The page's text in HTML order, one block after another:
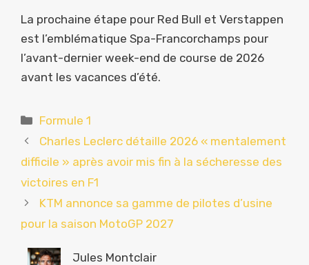
La prochaine étape pour Red Bull et Verstappen
est l’emblématique Spa-Francorchamps pour
l’avant-dernier week-end de course de 2026
avant les vacances d’été.
Catégories
Formule 1
Charles Leclerc détaille 2026 « mentalement
difficile » après avoir mis fin à la sécheresse des
victoires en F1
KTM annonce sa gamme de pilotes d’usine
pour la saison MotoGP 2027
Jules Montclair